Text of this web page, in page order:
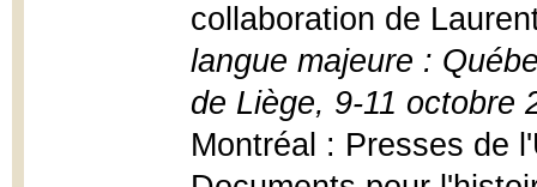
collaboration de
langue majeure :
de Liège, 9-11 octobre
Montréal : Presses de